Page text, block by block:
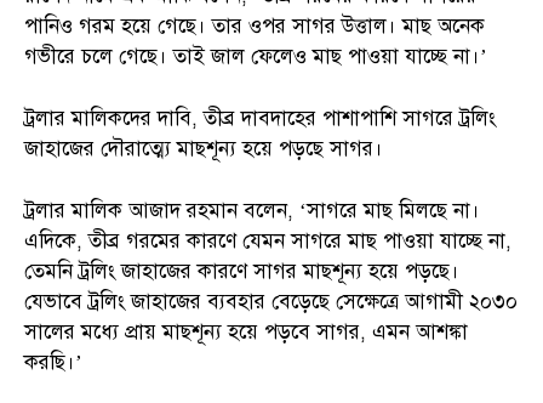
পানিও গরম হয়ে গেছে। তার ওপর সাগর উত্তাল। মাছ অনেক
গভীরে চলে গেছে। তাই জাল ফেলেও মাছ পাওয়া যাচ্ছে না।’
ট্রলার মালিকদের দাবি, তীব্র দাবদাহের পাশাপাশি সাগরে ট্রলিং
জাহাজের দৌরাত্ম্যে মাছশূন্য হয়ে পড়ছে সাগর।
ট্রলার মালিক আজাদ রহমান বলেন, ‘সাগরে মাছ মিলছে না।
এদিকে, তীব্র গরমের কারণে যেমন সাগরে মাছ পাওয়া যাচ্ছে না,
তেমনি ট্রলিং জাহাজের কারণে সাগর মাছশূন্য হয়ে পড়ছে।
যেভাবে ট্রলিং জাহাজের ব্যবহার বেড়েছে সেক্ষেত্রে আগামী ২০৩০
সালের মধ্যে প্রায় মাছশূন্য হয়ে পড়বে সাগর, এমন আশঙ্কা
করছি।’